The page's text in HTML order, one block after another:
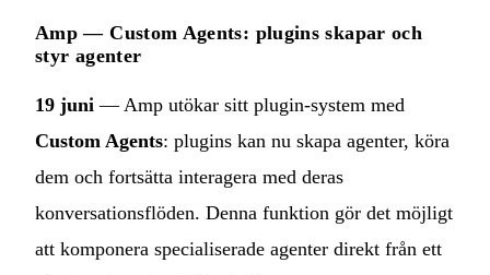
Amp — Custom Agents: plugins skapar och
styr agenter
19 juni — Amp utökar sitt plugin-system med
Custom Agents: plugins kan nu skapa agenter, köra
dem och fortsätta interagera med deras
konversationsflöden. Denna funktion gör det möjligt
att komponera specialiserade agenter direkt från ett